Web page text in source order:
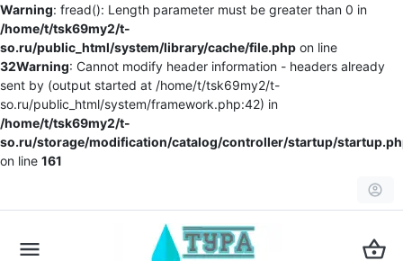
Warning: fread(): Length parameter must be greater than 0 in
/home/t/tsk69my2/t-
so.ru/public_html/system/library/cache/file.php on line
32Warning: Cannot modify header information - headers already
sent by (output started at /home/t/tsk69my2/t-
so.ru/public_html/system/framework.php:42) in
/home/t/tsk69my2/t-
so.ru/storage/modification/catalog/controller/startup/
on line 161